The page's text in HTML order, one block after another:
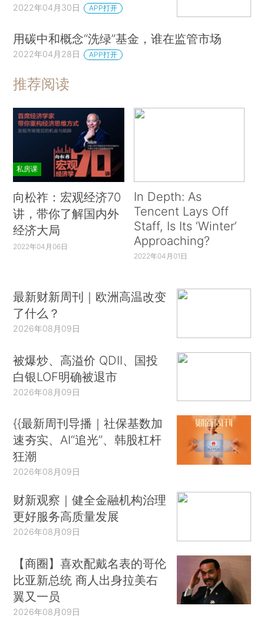
2022年04月30日 APP打开
用碳中和概念“洗绿”基金，谁在监管市场
2022年04月28日 APP打开
推荐阅读
私房课
向松祚：宏观经济70
讲，带你了解国内外
经济大局
2022年04月06日
In Depth: As
Tencent Lays Off
Staff, Is Its ‘Winter’
Approaching?
2022年04月01日
最新财新周刊｜欧洲高温改变
了什么？
2026年08月09日
被爆炒、高溢价 QDII、国投
白银LOF明确被退市
2026年08月09日
{{最新周刊导播｜社保基数加
速夯实、AI“追光”、韩股杠杆
狂潮
2026年08月09日
财新观察｜健全金融机构治理
更好服务高质量发展
2026年08月09日
【商圈】喜欢配戴名表的哥伦
比亚新总统 商人出身拉美右
翼又一员
2026年08月09日